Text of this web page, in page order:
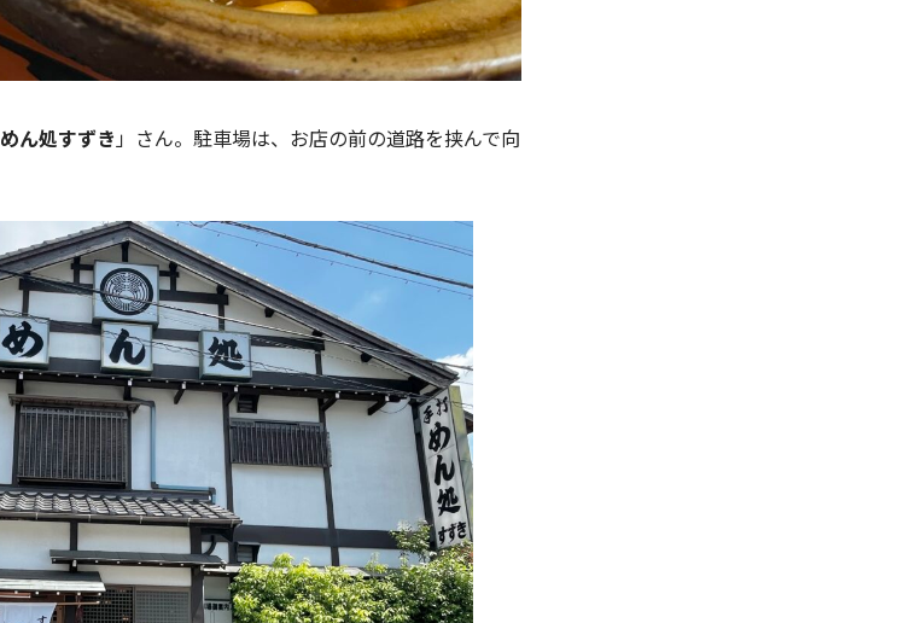
めん処すずき」さん。駐車場は、お店の前の道路を挟んで向